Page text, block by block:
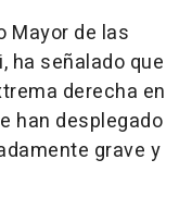
Mayor de las
ha señalado que
derecha en
han desplegado
grave y